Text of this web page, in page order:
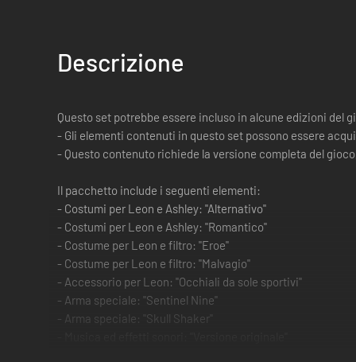
Descrizione
Questo set potrebbe essere incluso in alcune edizioni
- Gli elementi contenuti in questo set possono essere
- Questo contenuto richiede la versione completa del
Il pacchetto include i seguenti elementi:
- Costumi per Leon e Ashley: "Alternativo"
- Costumi per Leon e Ashley: "Romantico"
- Costume per Leon e filtro: "Eroe"
- Costume per Leon e filtro: "Malvagio"
- Accessorio per Leon: "Occhiali da sole sportivi"
- Arma speciale: "Sentinel Nine"
- Arma speciale: "Skull Shaker"